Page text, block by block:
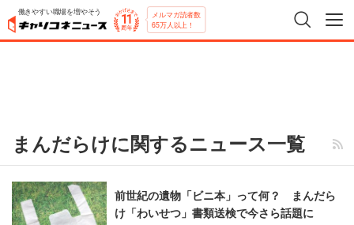
働きやすい職場を増やそう メルマガ読者数
65万人以上！
まんだらけに関するニュース一覧
前世紀の遺物「ビニ本」って何？ まんだら
け「わいせつ」書類送検で今さら話題に